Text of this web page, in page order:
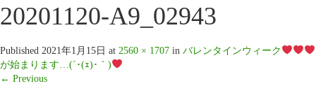
20201120-A9_02943
Published 2021年1月15日 at 2560 × 1707 in バレンタインウィーク
が始まります…(´･(ｪ)･｀)
← Previous